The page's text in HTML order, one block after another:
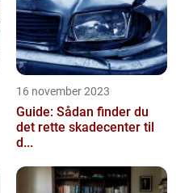
16 november 2023
Guide: Sådan finder du
det rette skadecenter til
d...